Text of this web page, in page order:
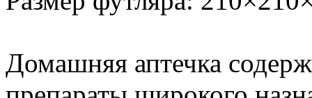
Домашняя аптечка